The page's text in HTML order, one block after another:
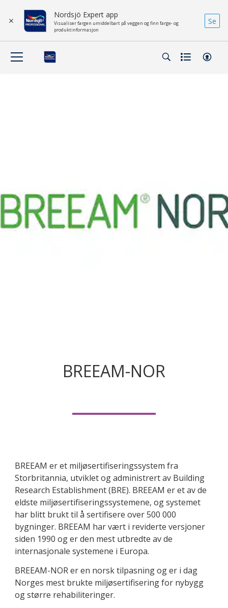
Nordsjö Expert app
Visualiser fargen umiddelbart på veggen og finn farge- og
produktinformasjon
Se
BREEAM-NOR
BREEAM er et miljøsertifiseringssystem fra
Storbritannia, utviklet og administrert av Building
Research Establishment (BRE). BREEAM er et av de
eldste miljøsertifiseringssystemene, og systemet
har blitt brukt til å sertifisere over 500 000
bygninger. BREEAM har vært i reviderte versjoner
siden 1990 og er den mest utbredte av de
internasjonale systemene i Europa.
BREEAM-NOR er en norsk tilpasning og er i dag
Norges mest brukte miljøsertifisering for nybygg
og større rehabiliteringer.